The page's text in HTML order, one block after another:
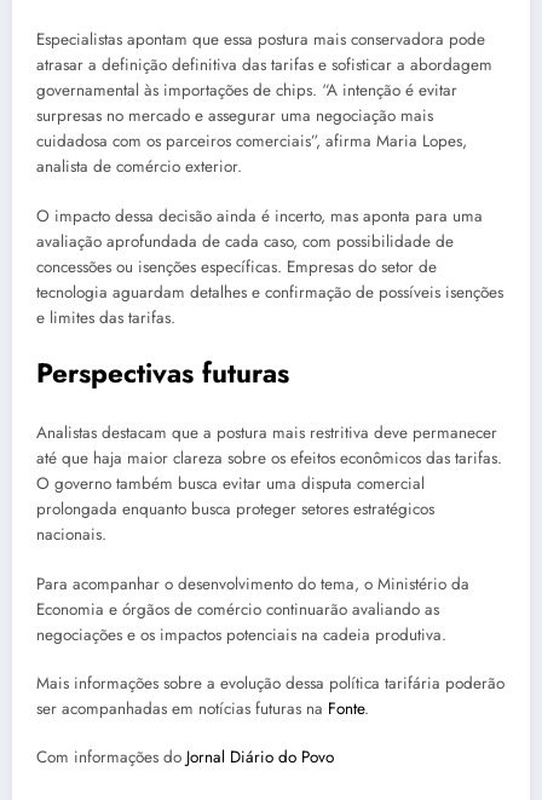
Especialistas apontam que essa postura mais conservadora pode
atrasar a definição definitiva das tarifas e sofisticar a abordagem
governamental às importações de chips. “A intenção é evitar
surpresas no mercado e assegurar uma negociação mais
cuidadosa com os parceiros comerciais”, afirma Maria Lopes,
analista de comércio exterior.
O impacto dessa decisão ainda é incerto, mas aponta para uma
avaliação aprofundada de cada caso, com possibilidade de
concessões ou isenções específicas. Empresas do setor de
tecnologia aguardam detalhes e confirmação de possíveis isenções
e limites das tarifas.
Perspectivas futuras
Analistas destacam que a postura mais restritiva deve permanecer
até que haja maior clareza sobre os efeitos econômicos das tarifas.
O governo também busca evitar uma disputa comercial
prolongada enquanto busca proteger setores estratégicos
nacionais.
Para acompanhar o desenvolvimento do tema, o Ministério da
Economia e órgãos de comércio continuarão avaliando as
negociações e os impactos potenciais na cadeia produtiva.
Mais informações sobre a evolução dessa política tarifária poderão
ser acompanhadas em notícias futuras na Fonte.
Com informações do Jornal Diário do Povo